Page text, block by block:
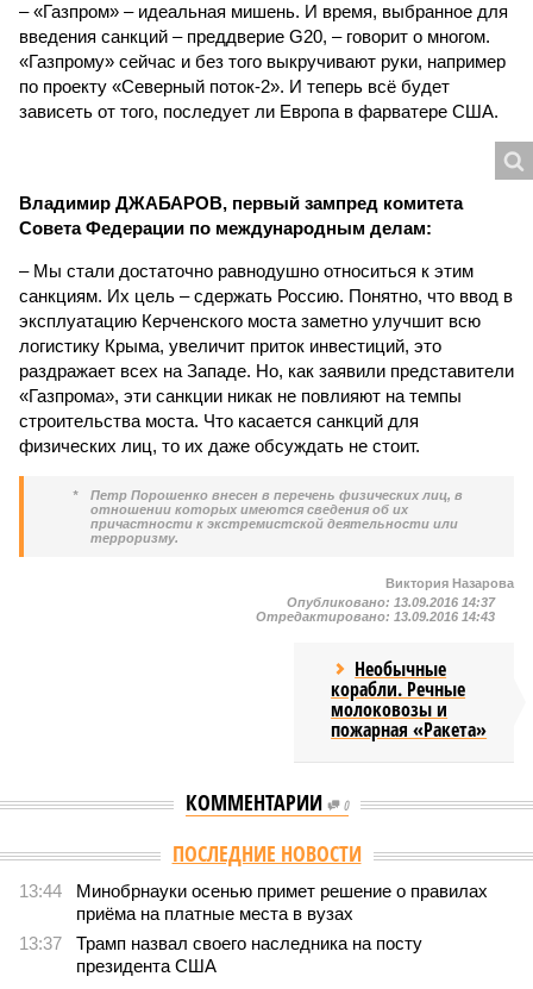
– «Газпром» – идеальная мишень. И время, выбранное для
введения санкций – преддверие G20, – говорит о многом.
«Газпрому» сейчас и без того выкручивают руки, например
по проекту «Северный поток-2». И теперь всё будет
зависеть от того, последует ли Европа в фарватере США.
Владимир ДЖАБАРОВ, первый зампред комитета
Совета Федерации по международным делам:
– Мы стали достаточно равнодушно относиться к этим
санкциям. Их цель – сдержать Россию. Понятно, что ввод в
эксплуатацию Керченского моста заметно улучшит всю
логистику Крыма, увеличит приток инвестиций, это
раздражает всех на Западе. Но, как заявили представители
«Газпрома», эти санкции никак не повлияют на темпы
строительства моста. Что касается санкций для
физических лиц, то их даже обсуждать не стоит.
*
Петр Порошенко внесен в перечень физических лиц, в
отношении которых имеются сведения об их
причастности к экстремистской деятельности или
терроризму.
Виктория Назарова
Опубликовано: 13.09.2016 14:37
Отредактировано: 13.09.2016 14:43
Необычные
корабли. Речные
молоковозы и
пожарная «Ракета»
КОММЕНТАРИИ 0
ПОСЛЕДНИЕ НОВОСТИ
13:44
Минобрнауки осенью примет решение о правилах
приёма на платные места в вузах
13:37
Трамп назвал своего наследника на посту
президента США